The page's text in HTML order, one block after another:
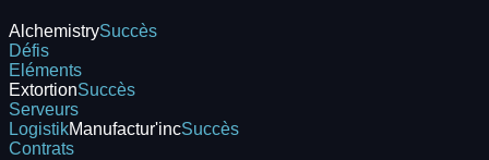
AlchemistrySuccès
Défis
Eléments
ExtortionSuccès
Serveurs
LogistikManufactur'incSuccès
Contrats